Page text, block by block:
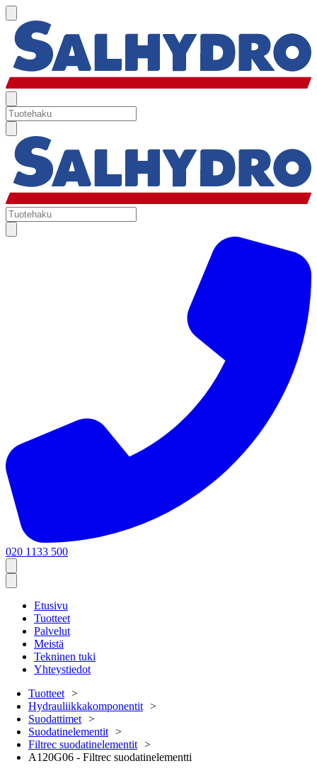
020 1133 500
Etusivu
Tuotteet
Palvelut
Meistä
Tekninen tuki
Yhteystiedot
Tuotteet
Hydrauliikkakomponentit
Suodattimet
Suodatinelementit
Filtrec suodatinelementit
A120G06 - Filtrec suodatinelementti